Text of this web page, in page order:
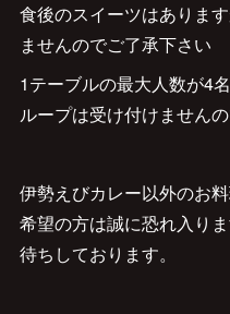
食後のスイーツはありま
ませんのでご了承下さい
1テーブルの最大人数が4
ループは受け付けません
伊勢えびカレー以外のお
希望の方は誠に恐れ入り
待ちしております。